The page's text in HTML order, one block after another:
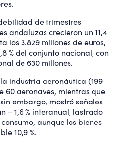
de trimestres
andaluzas crecieron un 11,4
los 3.829 millones de euros,
% del conjunto nacional, con
de 630 millones.
industria aeronáutica (199
60 aeronaves, mientras que
embargo, mostró señales
− 1,6 % interanual, lastrado
aunque los bienes
10,9 %.